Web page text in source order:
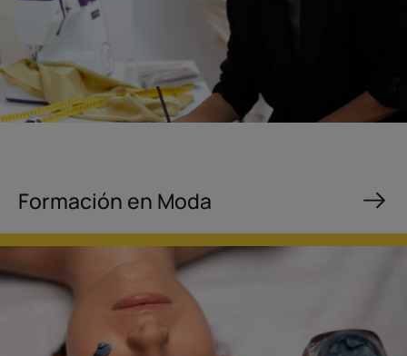
Formación en Moda